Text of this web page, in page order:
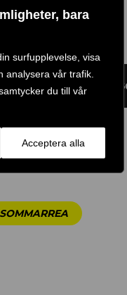
bara
surfupplevelse, visa
analysera vår trafik.
du till vår
Acceptera alla
TOOLS GTIN: